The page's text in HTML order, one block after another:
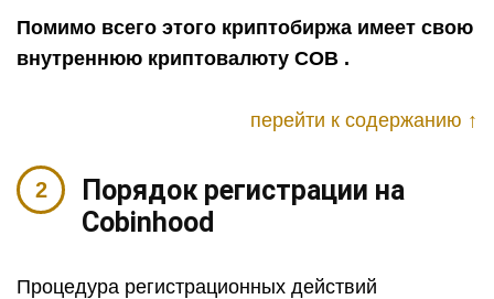
Помимо всего этого криптобиржа имеет свою
внутреннюю криптовалюту COB .
перейти к содержанию ↑
Порядок регистрации на
Cobinhood
Процедура регистрационных действий